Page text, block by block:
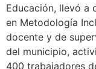
Educación, llevó a
en Metodología
docente y de
del municipio,
400 trabajadores